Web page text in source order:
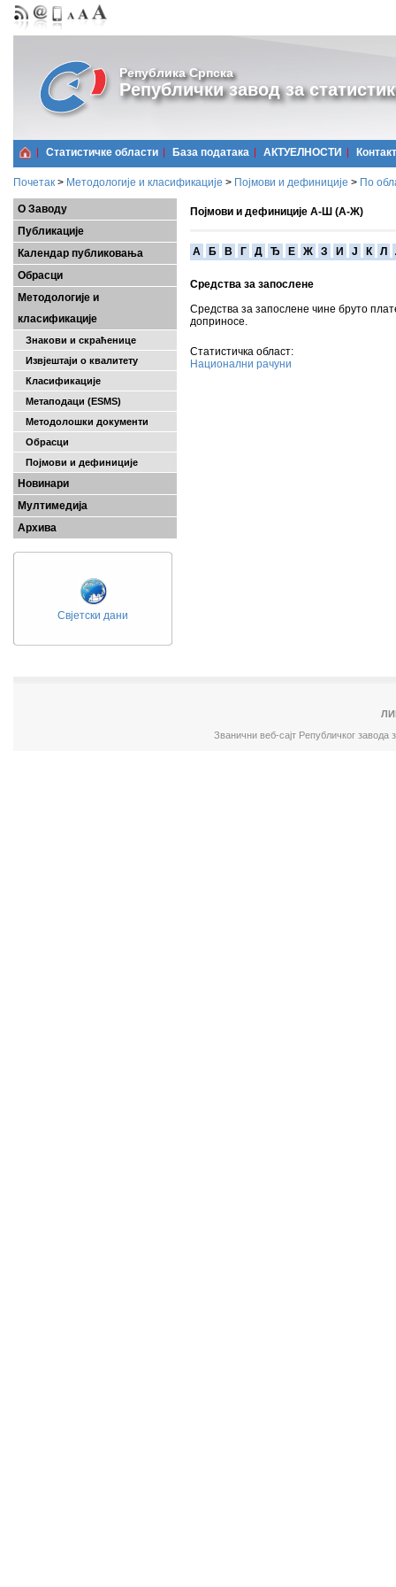
Република Српска
Републички завод за
Статистичке области Базa података АКТУЕЛНОСТИ Контакт
Почетак > Методологије и класификације > Појмови и дефиниције > По
О Заводу
Публикације
Календар публиковања
Обрасци
Методологије и
класификације
Знакови и скраћенице
Извјештаји о квалитету
Класификације
Метаподаци (ESMS)
Методолошки документи
Обрасци
Појмови и дефиниције
Новинари
Мултимедија
Архива
Свјетски дани
Појмови и дефиниције А-Ш (А-Ж)
A Б В Г Д Ђ Е Ж З И Ј К Л
Средства за запослене
Средства за запослене чине бруто
доприносе.
Статистичка област:
Национални рачуни
Званични веб-сајт Републичког